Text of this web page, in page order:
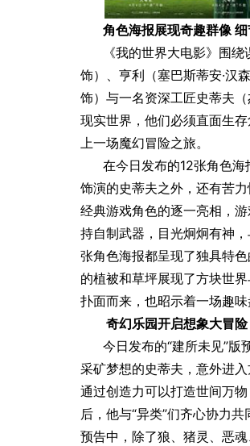
角色海报展现奇趣群像
《我的世界大电影》围
饰）、亨利（塞巴斯蒂安·汉
饰）与一名资深工匠史蒂夫
现实世界，他们必须直面生
上一场魔幻冒险之旅。
在今日发布的12张角色海
饰演的史蒂夫之外，还有苦
经典游戏角色的逐一亮相，
持自制武器，目光炯炯有神
张角色海报都呈现了独具特
的植被和草坪展现了方块世
扑面而来，也昭示着一场趣
奇幻乐园开启想象大冒
今日发布的“建所未见”
采矿梦想的史蒂夫，意外进
通过创造力可以打造世间万
后，他与“异类”们齐心协力
预告中，除了狼、猪灵、恶